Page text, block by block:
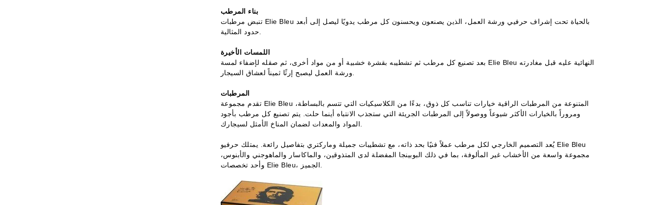
بناء المرطب
تنبض مرطبات Elie Bleu بالحياة تحت إشراف حرفيي ورشة العمل، الذين يصنعون ويحسنون كل مرطب يدويًا ليصل إلى أبعد
حدود المثالية.
اللمسات الأخيرة
بعد تصنيع كل مرطب ثم تشطيبه بقشرة خشبية أو من مواد أخرى، ثم صقله لإضفاء لمسة Elie Bleu النهائية عليه قبل مغادرته
ورشة العمل ليصبح إرثًا ثميناً لعشاق السيجار.
المرطبات
تقدم مجموعة Elie Bleu المتنوعة من المرطبات الراقية خيارات تناسب كل ذوق، بدءًا من الكلاسيكيات التي تتسم بالبساطة،
ومروراً بالخيارات الأكثر شيوعاً ووصولاً إلى المرطبات الجريئة التي ستجذب الانتباه أينما حلت. يتم تصنيع كل مرطب بأجود
المواد والمعدات لضمان المناخ الأمثل لسيجارك.
يُعد التصميم الخارجي لكل مرطب عملاً فنيًا بحد ذاته، مع تشطيبات جميلة وماركتري بتفاصيل رائعة. يمتلك حرفيو Elie Bleu
مجموعة واسعة من الأخشاب غير المألوفة، بما في ذلك البوبينجا المفضلة لدى المتذوقين، والماكاسار والماهوجني والأبنوس،
وأحد تخصصات Elie Bleu، الجميز.